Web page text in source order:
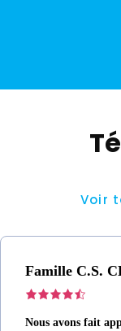
Voir
Famille C.S.
Nous avons fait